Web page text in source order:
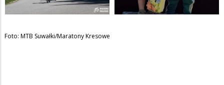
Foto: MTB Suwałki/Maratony Kresowe